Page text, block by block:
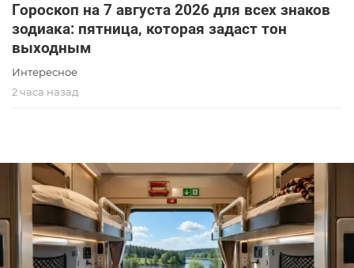
Гороскоп на 7 августа 2026 для всех знаков
зодиака: пятница, которая задаст тон
выходным
Интересное
2 часа назад